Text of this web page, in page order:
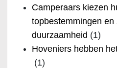
Camperaars kiezen
topbestemmingen en
duurzaamheid (1)
Hoveniers hebben
(1)